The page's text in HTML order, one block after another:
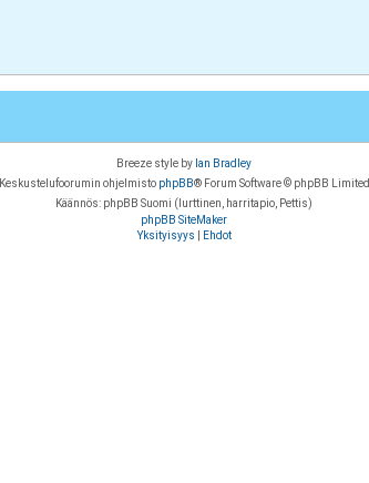
Breeze style by Ian Bradley
Keskustelufoorumin ohjelmisto phpBB® Forum Software © phpBB Limited
Käännös: phpBB Suomi (lurttinen, harritapio, Pettis)
phpBB SiteMaker
Yksityisyys
Ehdot